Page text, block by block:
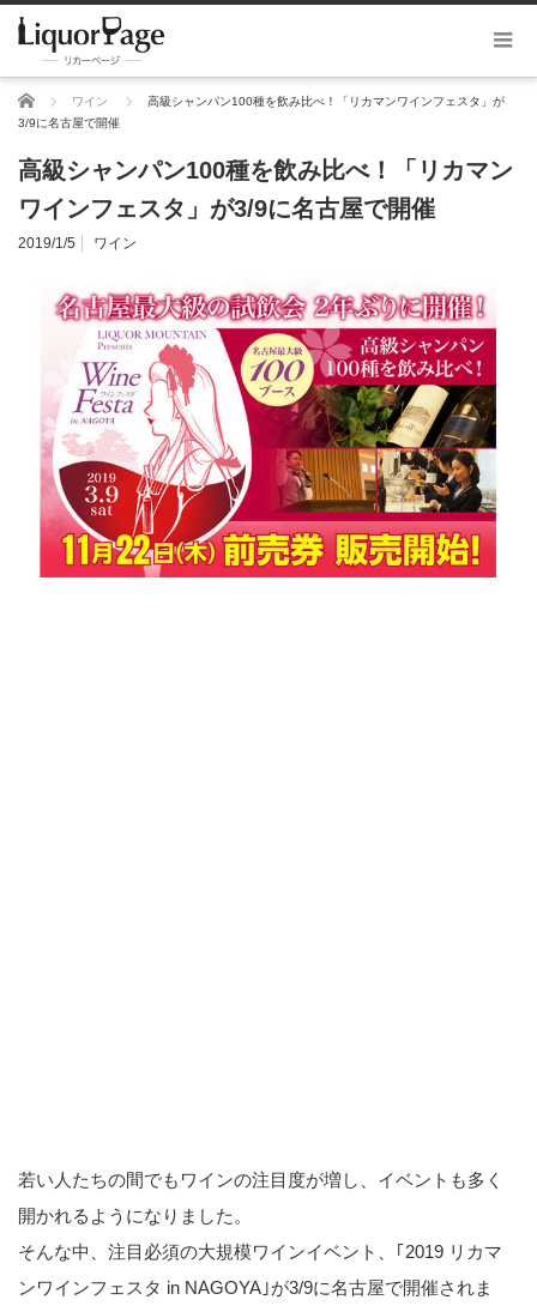
ホーム ワイン
高級シャンパン100種を飲み比べ！「リカマンワインフェスタ」が
3/9に名古屋で開催
高級シャンパン100種を飲み比べ！「リカマン
ワインフェスタ」が3/9に名古屋で開催
2019/1/5 ワイン
若い人たちの間でもワインの注目度が増し、イベントも多く
開かれるようになりました。
そんな中、注目必須の大規模ワインイベント、｢2019 リカマ
ンワインフェスタ in NAGOYA｣が3/9に名古屋で開催されま